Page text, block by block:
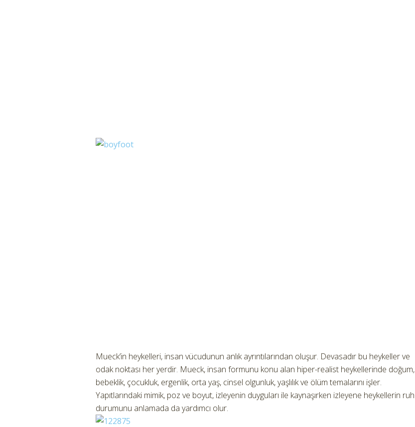
Mueck’in heykelleri, insan vücudunun anlık ayrıntılarından oluşur. Devasadır bu heykeller ve
odak noktası her yerdir. Mueck, insan formunu konu alan hiper-realist heykellerinde doğum,
bebeklik, çocukluk, ergenlik, orta yaş, cinsel olgunluk, yaşlılık ve ölüm temalarını işler.
Yapıtlarındaki mimik, poz ve boyut, izleyenin duyguları ile kaynaşırken izleyene heykellerin ruh
durumunu anlamada da yardımcı olur.